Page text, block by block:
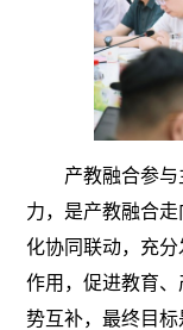
产教融合参与
力，是产教融合
化协同联动，充
作用，促进教育
势互补，最终目